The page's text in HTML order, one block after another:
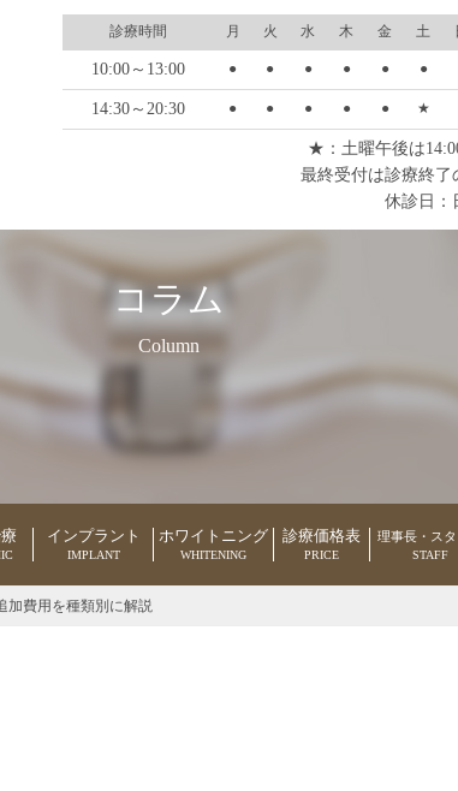
診療時間 月 火 水 木 金 土
10:00～13:00 ● ● ● ● ● ●
14:30～20:30 ● ● ● ● ● ★
★：土曜午後は
最終受付は診療終了
休診日：
コラム
Column
インプラント
IMPLANT
ホワイトニング
WHITENING
診療価格表
PRICE
理事長・ス
STAFF
加費用を種類別に解説